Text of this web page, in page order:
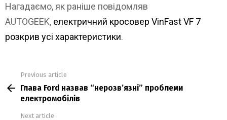
Нагадаємо, як раніше повідомляв
AUTOGEEK, електричний кросовер VinFast VF 7
розкрив усі характеристики.
more
Previous article
Глава Ford назвав “нерозв’язні” проблеми
електромобілів
Next article